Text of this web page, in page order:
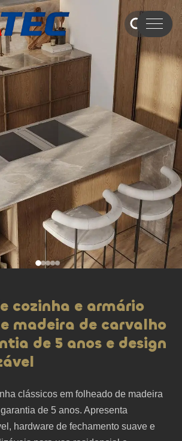
cozinha e armário
madeira de carvalho
de 5 anos e design
clássicos em folheado de madeira
de 5 anos. Apresenta
hardware de fechamento suave e